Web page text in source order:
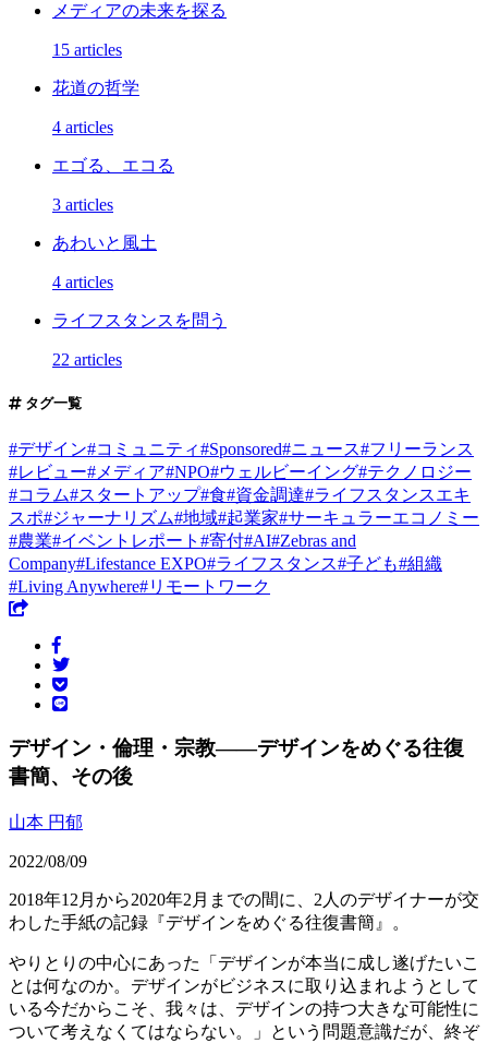
メディアの未来を探る
15 articles
花道の哲学
4 articles
エゴる、エコる
3 articles
あわいと風土
4 articles
ライフスタンスを問う
22 articles
タグ一覧
#デザイン#コミュニティ#Sponsored#ニュース#フリーランス
#レビュー# メディア#NPO#ウェルビーイング#テクノロジー
#コラム#スタートアップ#食#資金調達#ライフスタンスエキ
スポ#ジャーナリズム#地域#起業家#サーキュラーエコノミー
#農業#イベントレポート #寄付#AI#Zebras and
Company#Lifestance EXPO#ライフスタンス#子ども#組織
#Living Anywhere#リモートワーク
デザイン・倫理・宗教——デザインをめぐる往復
書簡、その後
山本 円郁
2022/08/09
2018年12月から2020年2月までの間に、2人のデザイナーが交
わした手紙の記録『デザインをめぐる往復書簡』。
やりとりの中心にあった「デザインが本当に成し遂げたいこ
とは何なのか。デザインがビジネスに取り込まれようとして
いる今だからこそ、我々は、デザインの持つ大きな可能性に
ついて考えなくてはならない。」という問題意識だが、終ぞ